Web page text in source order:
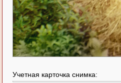
Учетная карточка снимка: